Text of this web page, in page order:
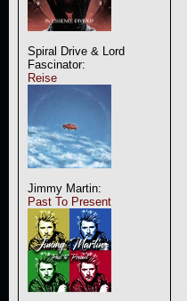
Spiral Drive & Lord
Fascinator:
Reise
Jimmy Martin:
Past To Present